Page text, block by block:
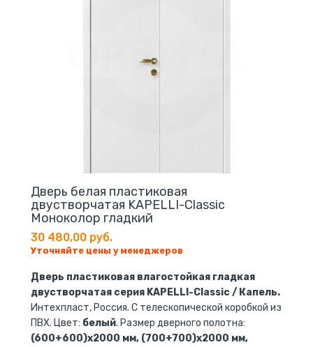
Дверь белая пластиковая
двустворчатая KAPELLI-Classic
Моноколор гладкий
30 480,00 руб.
Уточняйте цены у менеджеров
Дверь пластиковая влагостойкая гладкая
двустворчатая серия KAPELLI-Classic / Капель.
Интехпласт, Россия. С телескопической коробкой из
ПВХ. Цвет: белый. Размер дверного полотна:
(600+600)х2000 мм, (700+700)х2000 мм,